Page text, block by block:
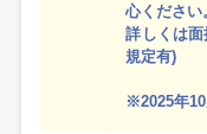
心ください
詳しくは
規定有)
※2025年